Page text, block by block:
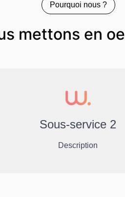
Pourquoi nous ?
mettons en
Sous-service 2
Description